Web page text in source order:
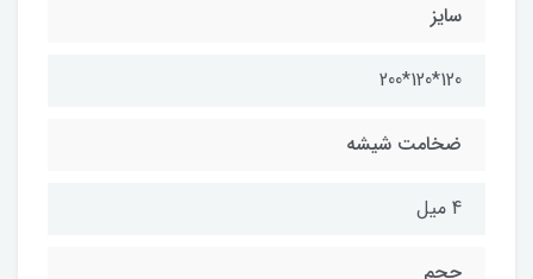
سایز
120*120*200
ضخامت شیشه
4 میل
حجم